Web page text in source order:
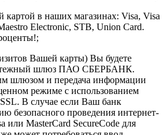
картой в наших магазинах: Visa, Visa
Electronic, STB, Union Card.
Вашей карты) Вы будете
шлюз ПАО СБЕРБАНК.
шлюзом и передача информации
режиме с использованием
В случае если Ваш банк
безопасного проведения интернет-
или MasterCard SecureCode для